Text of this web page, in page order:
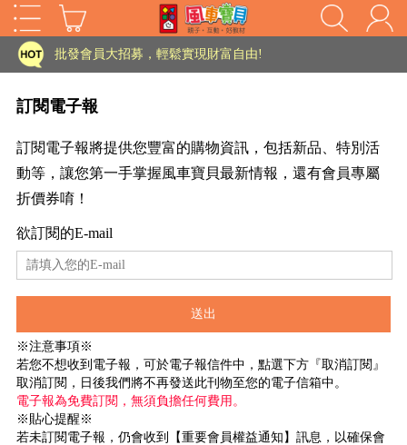
HOT
家長樂了!「風車書版集團暨FOOD超人企業總部」目前正興建中!
批發會員大招募，輕鬆實現財富自由!
海外購物免煩惱！點我查看『海外購物流程說明』
批發會員大招募，輕鬆實現財富自由!
老師您好!!幼教會員火熱招募中~
海外購物免煩惱！點我查看『海外購物流程說明』
訂閱電子報
訂閱電子報將提供您豐富的購物資訊，包括新品、特別活
動等，讓您第一手掌握風車寶貝最新情報，還有會員專屬
折價券唷！
欲訂閱的E-mail
※注意事項※
若您不想收到電子報，可於電子報信件中，點選下方『取消訂閱』
取消訂閱，日後我們將不再發送此刊物至您的電子信箱中。
電子報為免費訂閱，無須負擔任何費用。
※貼心提醒※
若未訂閱電子報，仍會收到【重要會員權益通知】訊息，以確保會